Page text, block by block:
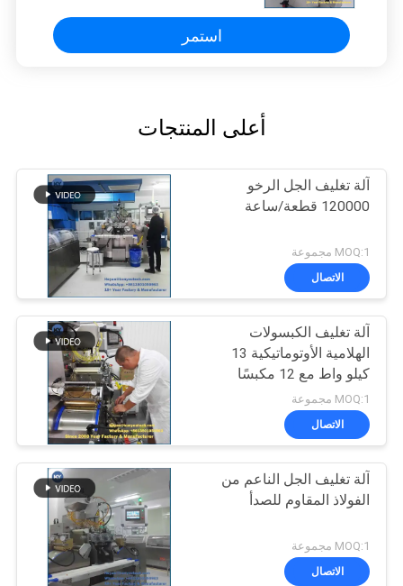
استمر
أعلى المنتجات
آلة تغليف الجل الرخو
120000 قطعة/ساعة
MOQ:1 مجموعة
الاتصال
آلة تغليف الكبسولات
الهلامية الأوتوماتيكية 13
كيلو واط مع 12 مكبسًا
MOQ:1 مجموعة
الاتصال
آلة تغليف الجل الناعم من
الفولاذ المقاوم للصدأ
MOQ:1 مجموعة
الاتصال